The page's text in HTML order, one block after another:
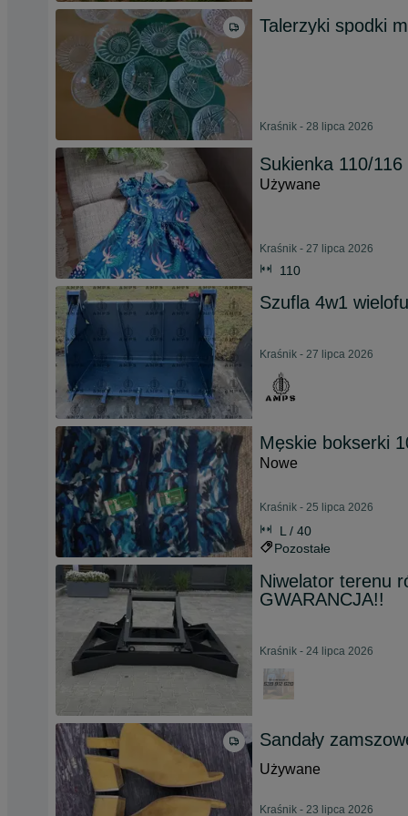
Talerzyki spodki
Kraśnik - 28 lipca 2026
Sukienka 110/116
Używane
Kraśnik - 27 lipca 2026
110
Szufla 4w1
Kraśnik - 27 lipca 2026
Męskie bokserki
Nowe
Kraśnik - 25 lipca 2026
L / 40
Pozostałe
Niwelator terenu
GWARANCJA!!
Kraśnik - 24 lipca 2026
Sandały
Używane
Kraśnik - 23 lipca 2026